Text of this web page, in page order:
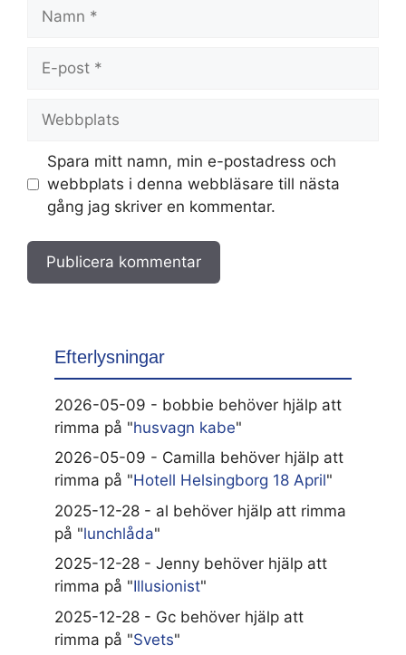
post
Spara mitt namn, min e-postadress och
webbplats i denna webbläsare till nästa
gång jag skriver en kommentar.
Efterlysningar
2026-05-09 - bobbie behöver hjälp att
rimma på "husvagn kabe"
2026-05-09 - Camilla behöver hjälp att
rimma på "Hotell Helsingborg 18 April"
2025-12-28 - al behöver hjälp att rimma
på "lunchlåda"
2025-12-28 - Jenny behöver hjälp att
rimma på "Illusionist"
2025-12-28 - Gc behöver hjälp att
rimma på "Svets"